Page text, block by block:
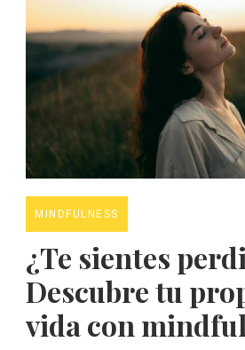
MINDFULNESS
¿Te sientes
Descubre tu
vida con